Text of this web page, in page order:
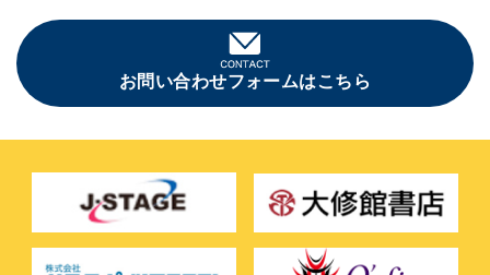
お問い合わせフォームはこちら